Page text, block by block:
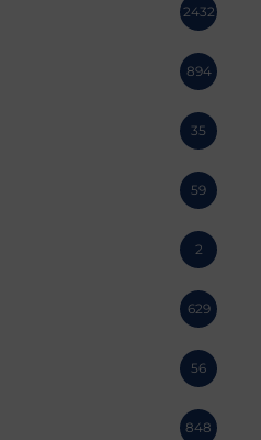
2432
894
35
59
2
629
56
848